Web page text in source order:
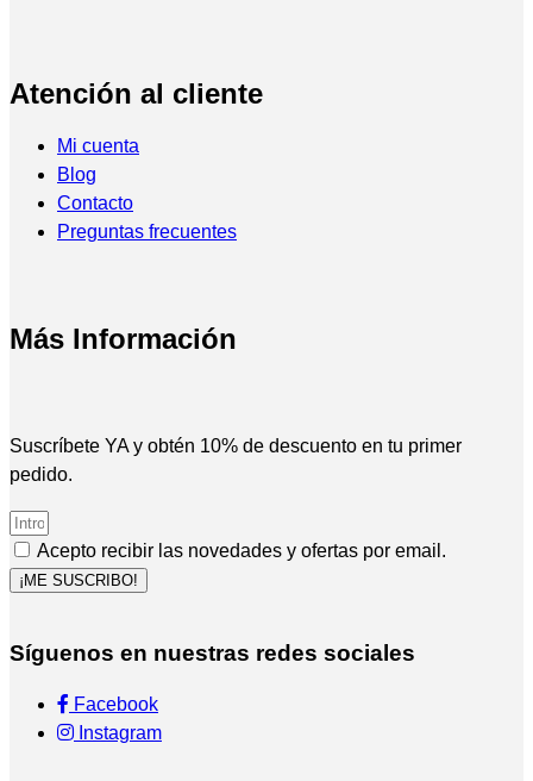
Atención al cliente
Mi cuenta
Blog
Contacto
Preguntas frecuentes
Más Información
Suscríbete YA y obtén 10% de descuento en tu primer
pedido.
Acepto recibir las novedades y ofertas por email.
¡ME SUSCRIBO!
Síguenos en nuestras redes sociales
Facebook
Instagram